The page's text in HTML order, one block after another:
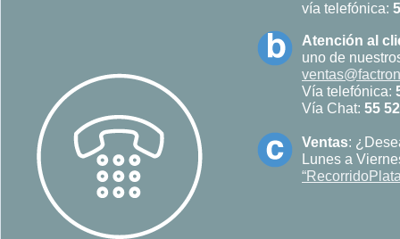
vía telefónica:
Atención al
uno de
Vía telefónica:
Vía Chat: 55
Ventas:
Lunes a